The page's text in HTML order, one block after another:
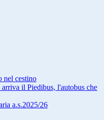
nel cestino
il Piedibus, l'autobus che
a.s.2025/26